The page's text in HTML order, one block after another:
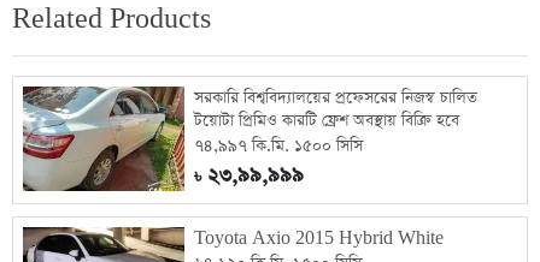
Related Products
সরকারি বিশ্ববিদ্যালয়ের প্রফেসরের নিজস্ব চালিত
টয়োটা প্রিমিও কারটি ফ্রেশ অবস্থায় বিক্রি হবে
৭৪,৯৯৭ কি.মি. ১৫০০ সিসি
৳২৩,৯৯,৯৯৯
Toyota Axio 2015 Hybrid White